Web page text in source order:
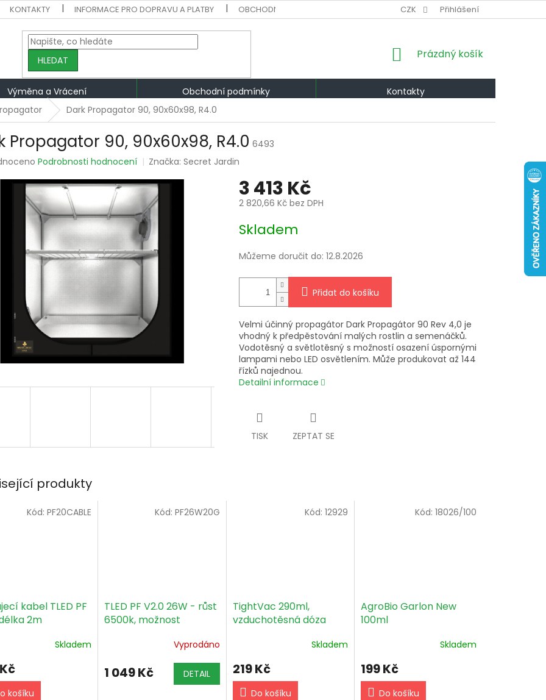
KONTAKTY INFORMACE PRO DOPRAVU A PLATBY OBCHODNÍ PODMÍNKY VÝMĚNA A VRÁCENÍ PODMÍNKY OCHRANY
CZK Přihlášení
HLEDAT
NÁKUPNÍ
Prázdný košík
Výměna a Vrácení Obchodní podmínky
Kontakty
Dark Propagator 90, 90x60x98, R4.0
Propagator 90, 90x60x98, R4.0 6493
Podrobnosti hodnocení Značka:Secret Jardin
3 413 Kč
2 820,66 Kč bez DPH
cena:
Skladem
Můžeme doručit do: 12.8.2026
Přidat do košíku
Velmi účinný propagátor Dark Propagátor 90 Rev 4,0 je
vhodný k předpěstování malých rostlin a semenáčků.
Vodotěsný a světlotěsný s možností osazení úspornými
lampami nebo LED osvětlením. Může produkovat až 144
řízků najednou.
Detailní informace
TISK ZEPTAT SE
produkty
kabel TLED PF
2m
Skladem
košíku
Kód: PF20CABLE
TLED PF V2.0 26W - růst
6500k, možnost
Vyprodáno
1 049 Kč DETAIL
Kód: PF26W20G
TightVac 290ml,
vzduchotěsná dóza
Skladem
219 Kč
Do košíku
Kód:12929
AgroBio Garlon New
100ml
Skladem
199 Kč
Do košíku
Kód: 18026/100